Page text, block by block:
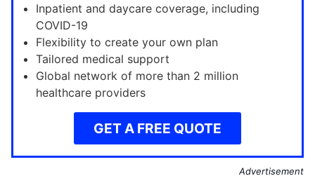
Inpatient and daycare coverage, including
COVID-19
Flexibility to create your own plan
Tailored medical support
Global network of more than 2 million
healthcare providers
GET A FREE QUOTE
Advertisement